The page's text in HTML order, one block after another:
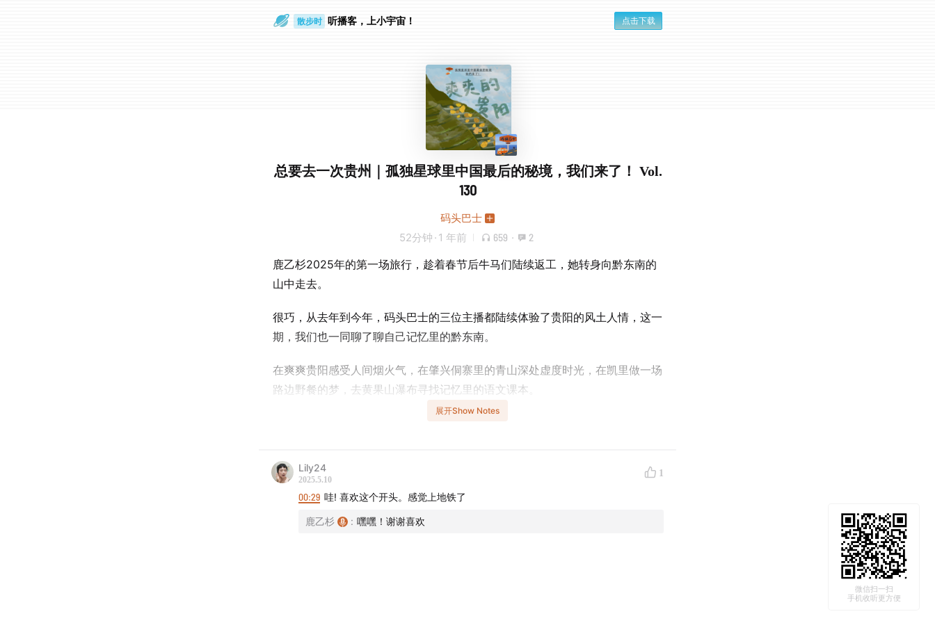
散步时 听播客，上小宇宙！ 点击下载
总要去一次贵州｜孤独星球里中国最后的秘境，我们来了！ Vol.
130
码头巴士
52分钟 · 1 年前 659 · 2
鹿乙杉2025年的第一场旅行，趁着春节后牛马们陆续返工，她转身向黔东南的
山中走去。
很巧，从去年到今年，码头巴士的三位主播都陆续体验了贵阳的风土人情，这一
期，我们也一同聊了聊自己记忆里的黔东南。
在爽爽贵阳感受人间烟火气，在肇兴侗寨里的青山深处虚度时光，在凯里做一场
路边野餐的梦，去黄果山瀑布寻找记忆里的语文课本。
「玫瑰吸收光芒，大地按耐清香」
编辑：斯嘉丽
展开Show Notes
Lily24
2025.5.10
1
00:29 哇! 喜欢这个开头。感觉上地铁了
鹿乙杉 : 嘿嘿！谢谢喜欢
微信扫一扫
手机收听更方便